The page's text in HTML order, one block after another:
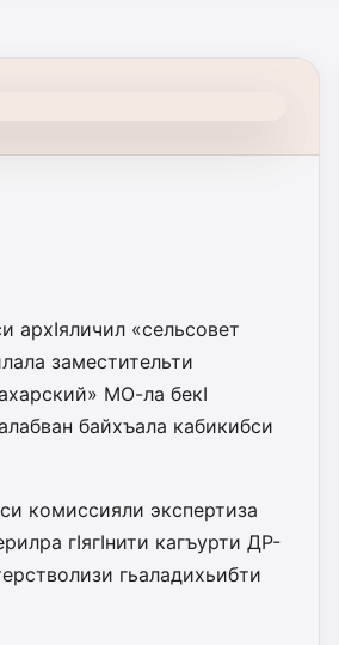
архIяличил «сельсовет
заместительти
МО-ла бекI
байхъала кабикибси
комиссияли экспертиза
гIягIнити кагъурти ДР-
гьаладихьибти